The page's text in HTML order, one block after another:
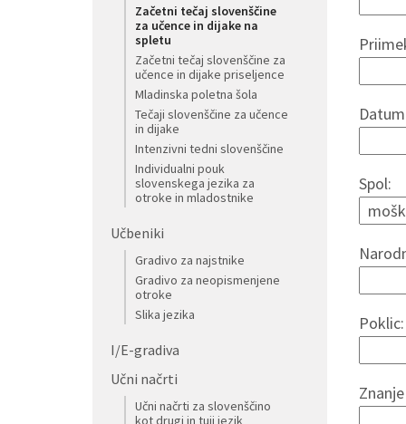
Začetni tečaj slovenščine
za učence in dijake na
spletu
Začetni tečaj slovenščine za
učence in dijake priseljence
Mladinska poletna šola
Tečaji slovenščine za učence
in dijake
Intenzivni tedni slovenščine
Individualni pouk
slovenskega jezika za
otroke in mladostnike
Učbeniki
Gradivo za najstnike
Gradivo za neopismenjene
otroke
Slika jezika
I/E-gradiva
Učni načrti
Učni načrti za slovenščino
kot drugi in tuji jezik
Spol:
Poklic: